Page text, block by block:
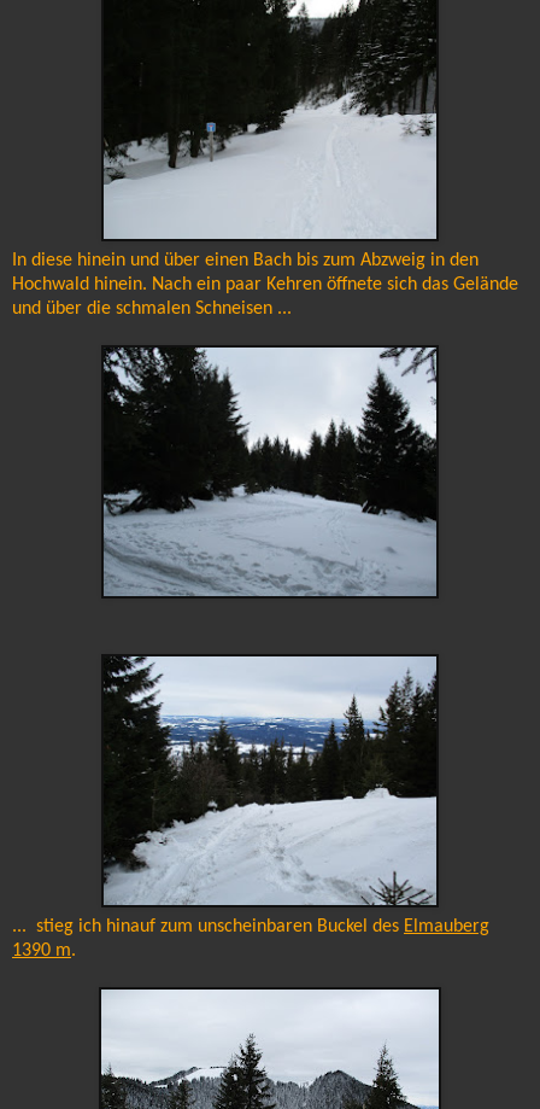
In diese hinein und über einen Bach bis zum Abzweig in den
Hochwald hinein. Nach ein paar Kehren öffnete sich das Gelände
und über die schmalen Schneisen ...
... stieg ich hinauf zum unscheinbaren Buckel des Elmauberg
1390 m.